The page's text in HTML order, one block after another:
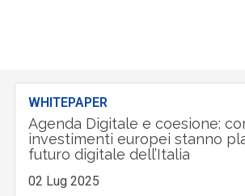
WHITEPAPER
Agenda Digitale e coesione:
investimenti europei stanno
futuro digitale dell’Italia
02 Lug 2025